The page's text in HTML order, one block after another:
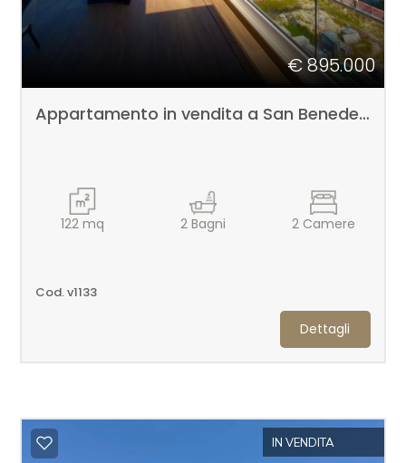
€ 895.000
Appartamento in vendita a San Benedetto del Tronto
122mq 2Bagni 2 Camere
Cod. v1133
Dettagli
IN VENDITA
minimi
3
5+